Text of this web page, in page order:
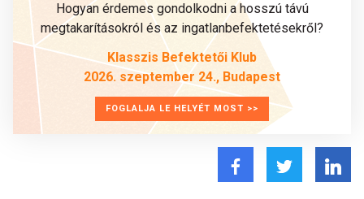
Hogyan érdemes gondolkodni a hosszú távú
megtakarításokról és az ingatlanbefektetésekről?
Klasszis Befektetői Klub
2026. szeptember 24., Budapest
FOGLALJA LE HELYÉT MOST >>